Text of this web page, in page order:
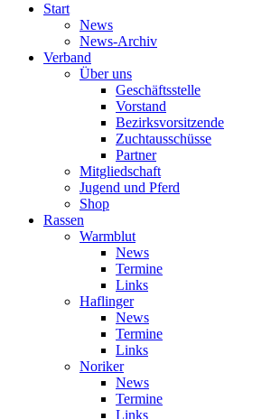
Start
News
News-Archiv
Verband
Über uns
Geschäftsstelle
Vorstand
Bezirksvorsitzende
Zuchtausschüsse
Partner
Mitgliedschaft
Jugend und Pferd
Shop
Rassen
Warmblut
News
Termine
Links
Haflinger
News
Termine
Links
Noriker
News
Termine
Links